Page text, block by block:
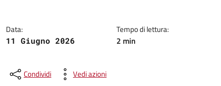
Data:
11 Giugno 2026
Tempo di lettura:
2 min
Condividi Vedi azioni